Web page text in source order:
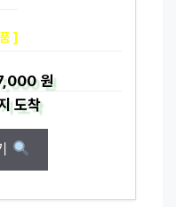
]
원
도착